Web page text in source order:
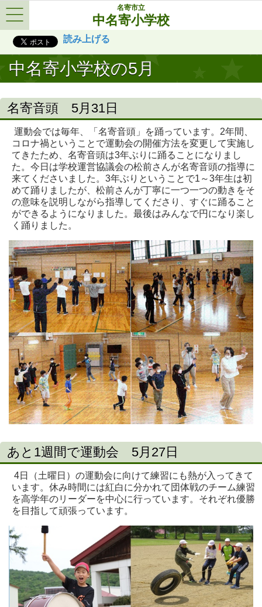
名寄市立
中名寄小学校
Menu 読み上げる
中名寄小学校の5月
名寄音頭 5月31日
運動会では毎年、「名寄音頭」を踊っています。2年間、
コロナ禍ということで運動会の開催方法を変更して実施し
てきたため、名寄音頭は3年ぶりに踊ることになりまし
た。今日は学校運営協議会の松前さんが名寄音頭の指導に
来てくださいました。3年ぶりということで1～3年生は初
めて踊りましたが、松前さんが丁寧に一つ一つの動きをそ
の意味を説明しながら指導してくださり、すぐに踊ること
ができるようになりました。最後はみんなで円になり楽し
く踊りました。
あと1週間で運動会 5月27日
4日（土曜日）の運動会に向けて練習にも熱が入ってきて
います。休み時間には紅白に分かれて団体戦のチーム練習
を高学年のリーダーを中心に行っています。それぞれ優勝
を目指して頑張っています。